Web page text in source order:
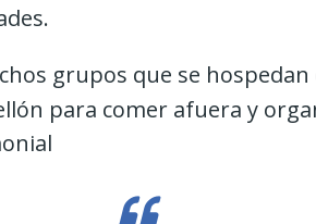
grupos que se hospedan
para comer afuera y